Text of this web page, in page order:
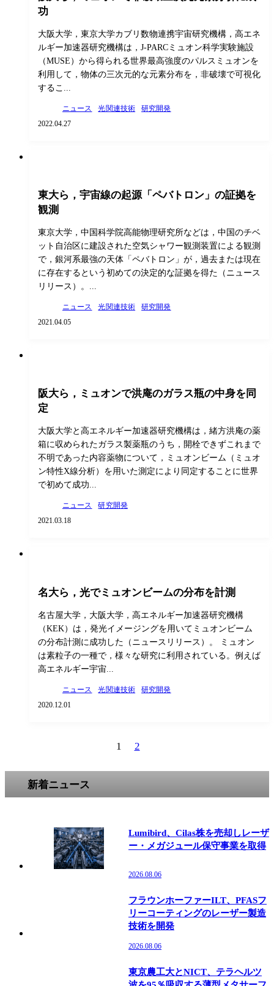
功
大阪大学，東京大学カブリ数物連携宇宙研究機構，高エネ
ルギー加速器研究機構は，J-PARCミュオン科学実験施設
（MUSE）から得られる世界最高強度のパルスミュオンを
利用して，物体の三次元的な元素分布を，非破壊で可視化
するこ...
ニュース 光関連技術
研究開発
2022.04.27
東大ら，宇宙線の起源「ペバトロン」の証拠を
観測
東京大学，中国科学院高能物理研究所などは，中国のチベ
ット自治区に建設された空気シャワー観測装置による観測
で，銀河系最強の天体「ペバトロン」が，過去または現在
に存在するという初めての決定的な証拠を得た（ニュース
リリース）。...
ニュース 光関連技術
研究開発
2021.04.05
阪大ら，ミュオンで洪庵のガラス瓶の中身を同
定
大阪大学と高エネルギー加速器研究機構は，緒方洪庵の薬
箱に収められたガラス製薬瓶のうち，開栓できずこれまで
不明であった内容薬物について，ミュオンビーム（ミュオ
ン特性X線分析）を用いた測定により同定することに世界
で初めて成功...
ニュース
研究開発
2021.03.18
名大ら，光でミュオンビームの分布を計測
名古屋大学，大阪大学，高エネルギー加速器研究機構
（KEK）は，発光イメージングを用いてミュオンビーム
の分布計測に成功した（ニュースリリース）。 ミュオン
は素粒子の一種で，様々な研究に利用されている。例えば
高エネルギー宇宙...
ニュース 光関連技術
研究開発
2020.12.01
1 2
新着ニュース
Lumibird、Cilas株を売却しレーザ
ー・メガジュール保守事業を取得
2026.08.06
フラウンホーファーILT、PFASフ
リーコーティングのレーザー製造
技術を開発
2026.08.06
東京農工大とNICT、テラヘルツ